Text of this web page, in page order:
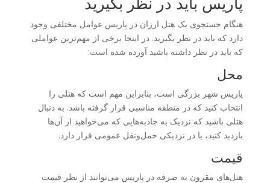
هنگام جستجوی یک هتل ارزان در پاریس عوامل مختلفی وجود
دارد که باید در نظر بگیرید. در اینجا برخی از مهم‌ترین عواملی
که باید در نظر داشته باشید آورده شده است:
محل
پاریس شهر بزرگی است، بنابراین مهم است که هتلی را
انتخاب کنید که در منطقه مناسبی قرار گرفته باشد. به دنبال
هتلی باشید که نزدیک به جاذبه‌هایی که می‌خواهید از آن‌ها
بازدید کنید، یا در نزدیکی حمل‌ونقل عمومی قرار دارد.
قیمت
هتل‌های مقرون به صرفه در پاریس می‌توانند از نظر قیمت